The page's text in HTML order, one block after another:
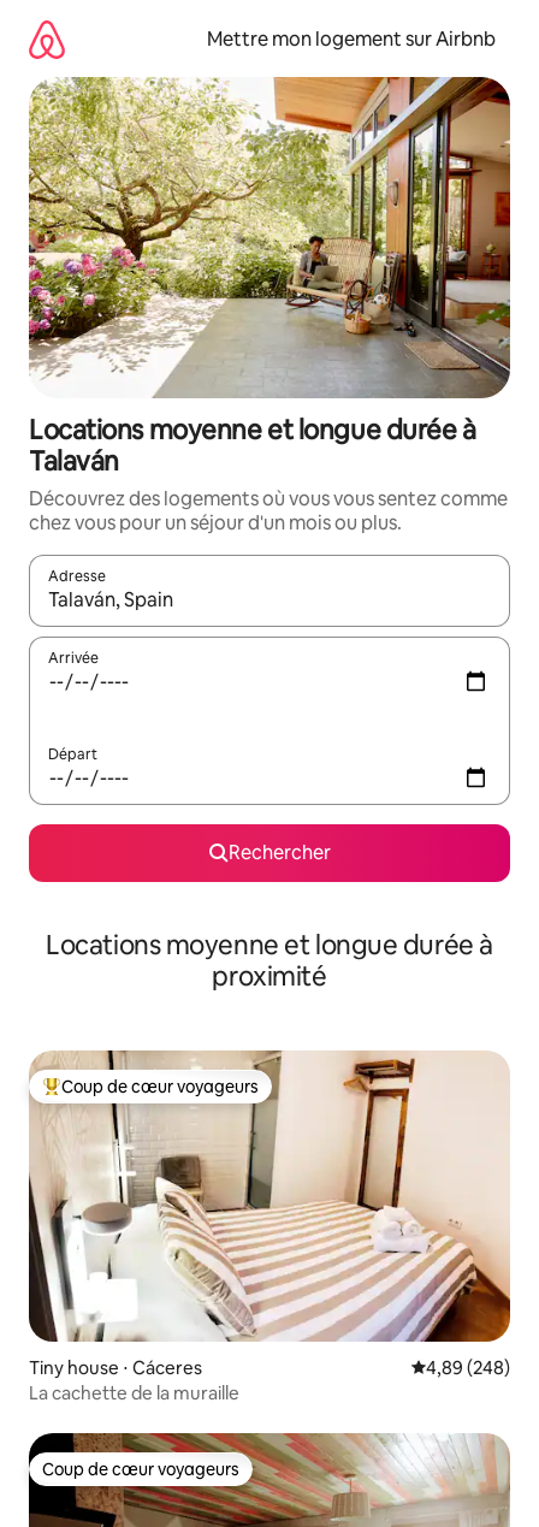
directement
contenu
Mettre mon logement sur Airbnb
Locations moyenne et longue durée à
Talaván
Découvrez des logements où vous vous sentez comme
chez vous pour un séjour d'un mois ou plus.
Adresse
Lorsque les résultats s'affichent, utilisez les flèches vers le
Arrivée
Départ
Rechercher
Locations moyenne et longue durée à
proximité
Coups de cœur voyageurs les plus appréciés
Coup de cœur voyageurs
Tiny house ⋅ Cáceres Évaluation
4,89 (248)
La cachette de la muraille
Coup de cœur voyageurs
Coup de cœur voyageurs